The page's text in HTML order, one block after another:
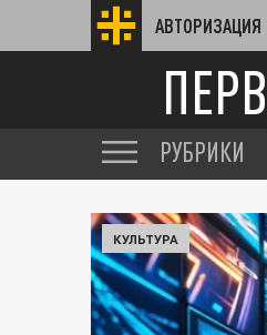
АВТОРИЗАЦИЯ
РУБРИКИ
КУЛЬТУРА